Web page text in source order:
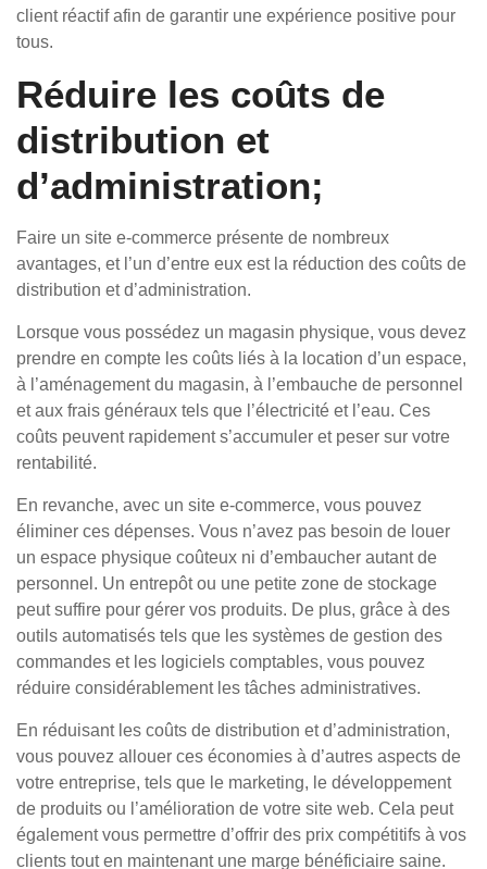
client réactif afin de garantir une expérience positive pour
tous.
Réduire les coûts de
distribution et
d’administration;
Faire un site e-commerce présente de nombreux
avantages, et l’un d’entre eux est la réduction des coûts de
distribution et d’administration.
Lorsque vous possédez un magasin physique, vous devez
prendre en compte les coûts liés à la location d’un espace,
à l’aménagement du magasin, à l’embauche de personnel
et aux frais généraux tels que l’électricité et l’eau. Ces
coûts peuvent rapidement s’accumuler et peser sur votre
rentabilité.
En revanche, avec un site e-commerce, vous pouvez
éliminer ces dépenses. Vous n’avez pas besoin de louer
un espace physique coûteux ni d’embaucher autant de
personnel. Un entrepôt ou une petite zone de stockage
peut suffire pour gérer vos produits. De plus, grâce à des
outils automatisés tels que les systèmes de gestion des
commandes et les logiciels comptables, vous pouvez
réduire considérablement les tâches administratives.
En réduisant les coûts de distribution et d’administration,
vous pouvez allouer ces économies à d’autres aspects de
votre entreprise, tels que le marketing, le développement
de produits ou l’amélioration de votre site web. Cela peut
également vous permettre d’offrir des prix compétitifs à vos
clients tout en maintenant une marge bénéficiaire saine.